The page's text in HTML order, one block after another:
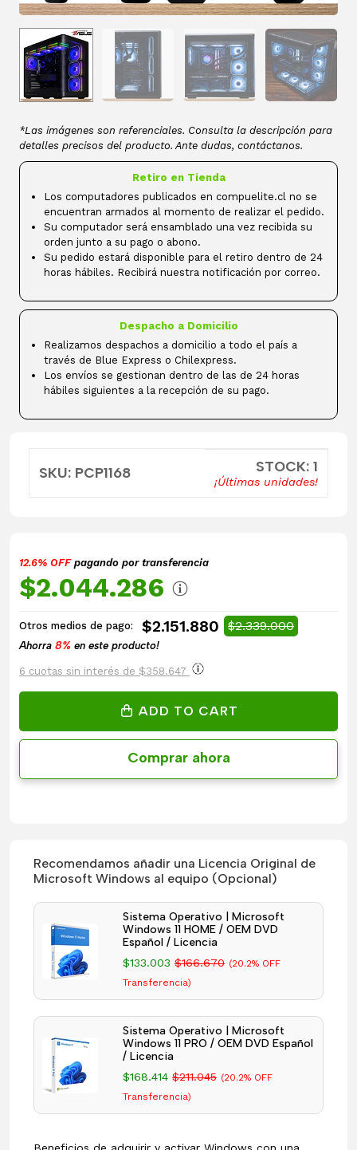
*Las imágenes son referenciales. Consulta la descripción para
detalles precisos del producto. Ante dudas, contáctanos.
Retiro en Tienda
Los computadores publicados en compuelite.cl no se
encuentran armados al momento de realizar el pedido.
Su computador será ensamblado una vez recibida su
orden junto a su pago o abono.
Su pedido estará disponible para el retiro dentro de 24
horas hábiles. Recibirá nuestra notificación por correo.
Despacho a Domicilio
Realizamos despachos a domicilio a todo el país a
través de Blue Express o Chilexpress.
Los envíos se gestionan dentro de las de 24 horas
hábiles siguientes a la recepción de su pago.
SKU: PCP1168 STOCK: 1
¡Últimas unidades!
12.6% OFFpagando por transferencia
$2.044.286
Otros medios de pago: $2.151.880 $2.339.000
Ahorra 8% en este producto!
6 cuotas sin interés de $358.647
ADD TO CART
Comprar ahora
Recomendamos añadir una Licencia Original de
Microsoft Windows al equipo (Opcional)
Sistema Operativo | Microsoft
Windows 11 HOME / OEM DVD
Español / Licencia
$133.003 $166.670 (20.2% OFF
Transferencia)
Sistema Operativo | Microsoft
Windows 11 PRO / OEM DVD Español
/ Licencia
$168.414 $211.045 (20.2% OFF
Transferencia)